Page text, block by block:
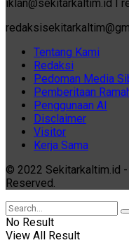
iklan@sekitarkaltim.id I
Tentang Kami
Redaksi
Pedoman Media
Pemberitaan
Penggunaan AI
Disclaimer
Visitor
Kerja Sama
© 2022 Sekitarkaltim.id
Reserved.
No Result
View All Result